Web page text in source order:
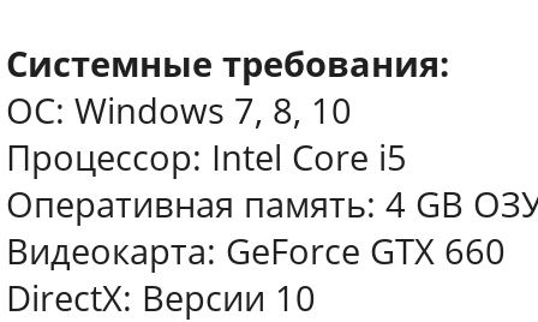
Системные требования:
ОС: Windows 7, 8, 10
Процессор: Intel Core i5
Оперативная память: 4 GB
Видеокарта: GeForce GTX 660
DirectX: Версии 10